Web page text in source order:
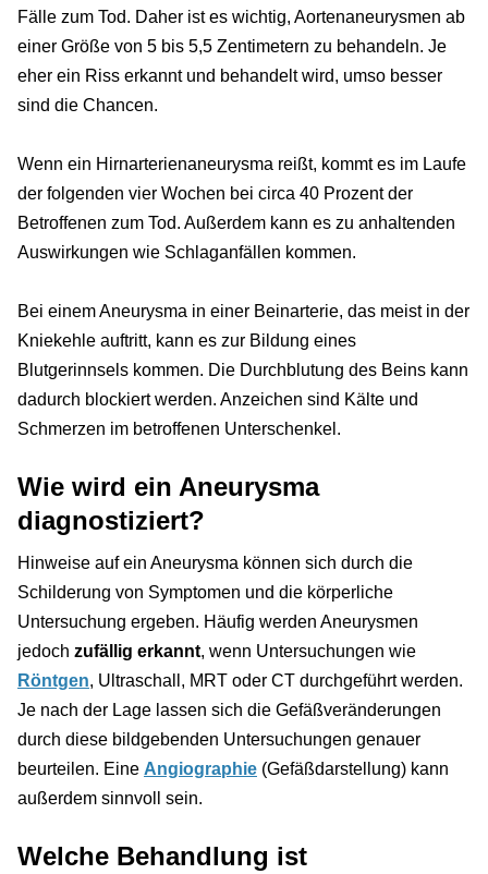
Fälle zum Tod. Daher ist es wichtig, Aortenaneurysmen ab
einer Größe von 5 bis 5,5 Zentimetern zu behandeln. Je
eher ein Riss erkannt und behandelt wird, umso besser
sind die Chancen.
Wenn ein Hirnarterienaneurysma reißt, kommt es im Laufe
der folgenden vier Wochen bei circa 40 Prozent der
Betroffenen zum Tod. Außerdem kann es zu anhaltenden
Auswirkungen wie Schlaganfällen kommen.
Bei einem Aneurysma in einer Beinarterie, das meist in der
Kniekehle auftritt, kann es zur Bildung eines
Blutgerinnsels kommen. Die Durchblutung des Beins kann
dadurch blockiert werden. Anzeichen sind Kälte und
Schmerzen im betroffenen Unterschenkel.
Wie wird ein Aneurysma
diagnostiziert?
Hinweise auf ein Aneurysma können sich durch die
Schilderung von Symptomen und die körperliche
Untersuchung ergeben. Häufig werden Aneurysmen
jedoch zufällig erkannt, wenn Untersuchungen wie
Röntgen, Ultraschall, MRT oder CT durchgeführt werden.
Je nach der Lage lassen sich die Gefäßveränderungen
durch diese bildgebenden Untersuchungen genauer
beurteilen. Eine Angiographie (Gefäßdarstellung) kann
außerdem sinnvoll sein.
Welche Behandlung ist